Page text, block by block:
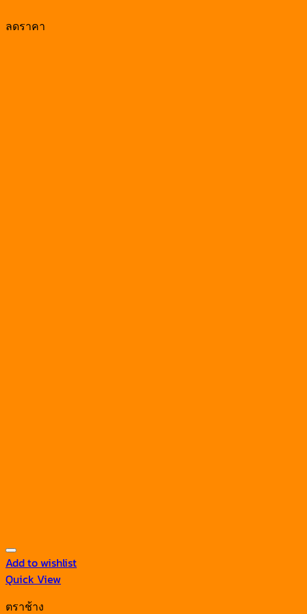
ลดราคา
Add to wishlist
Quick View
ตราช้าง